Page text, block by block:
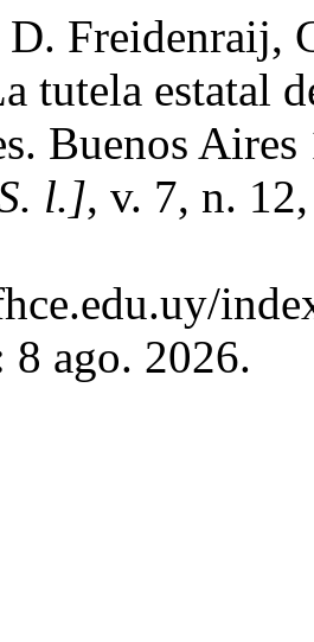
Freidenraij,
tutela estatal
Buenos
l.], v. 7, n.
8 ago. 2026.